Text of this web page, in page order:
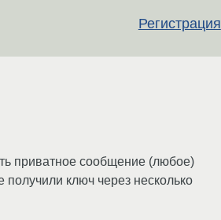
Регистрация
приватное сообщение (любое)
получили ключ через несколько